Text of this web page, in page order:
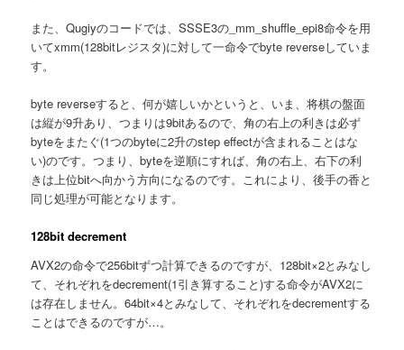
また、Qugiyのコードでは、SSSE3の_mm_shuffle_epi8命令を用
いてxmm(128bitレジスタ)に対して一命令でbyte reverseしていま
す。
byte reverseすると、何が嬉しいかというと、いま、将棋の盤面
は縦が9升あり、つまりは9bitあるので、角の右上の利きは必ず
byteをまたぐ(1つのbyteに2升のstep effectが含まれることはな
い)のです。つまり、byteを逆順にすれば、角の右上、右下の利
きは上位bitへ向かう方向になるのです。これにより、後手の香と
同じ処理が可能となります。
128bit decrement
AVX2の命令で256bitずつ計算できるのですが、128bit×2とみなし
て、それぞれをdecrement(1引き算すること)する命令がAVX2に
は存在しません。64bit×4とみなして、それぞれをdecrementする
ことはできるのですが…。